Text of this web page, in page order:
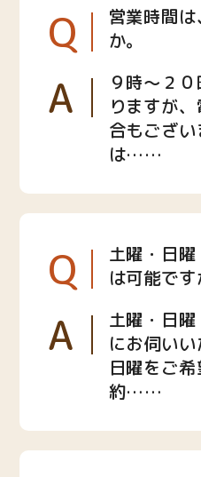
Q
営業時間
か。
A
９時〜２
りますが
合もござ
は……
Q
土曜・日
は可能です
A
土曜・日
にお伺いい
日曜をご
約……